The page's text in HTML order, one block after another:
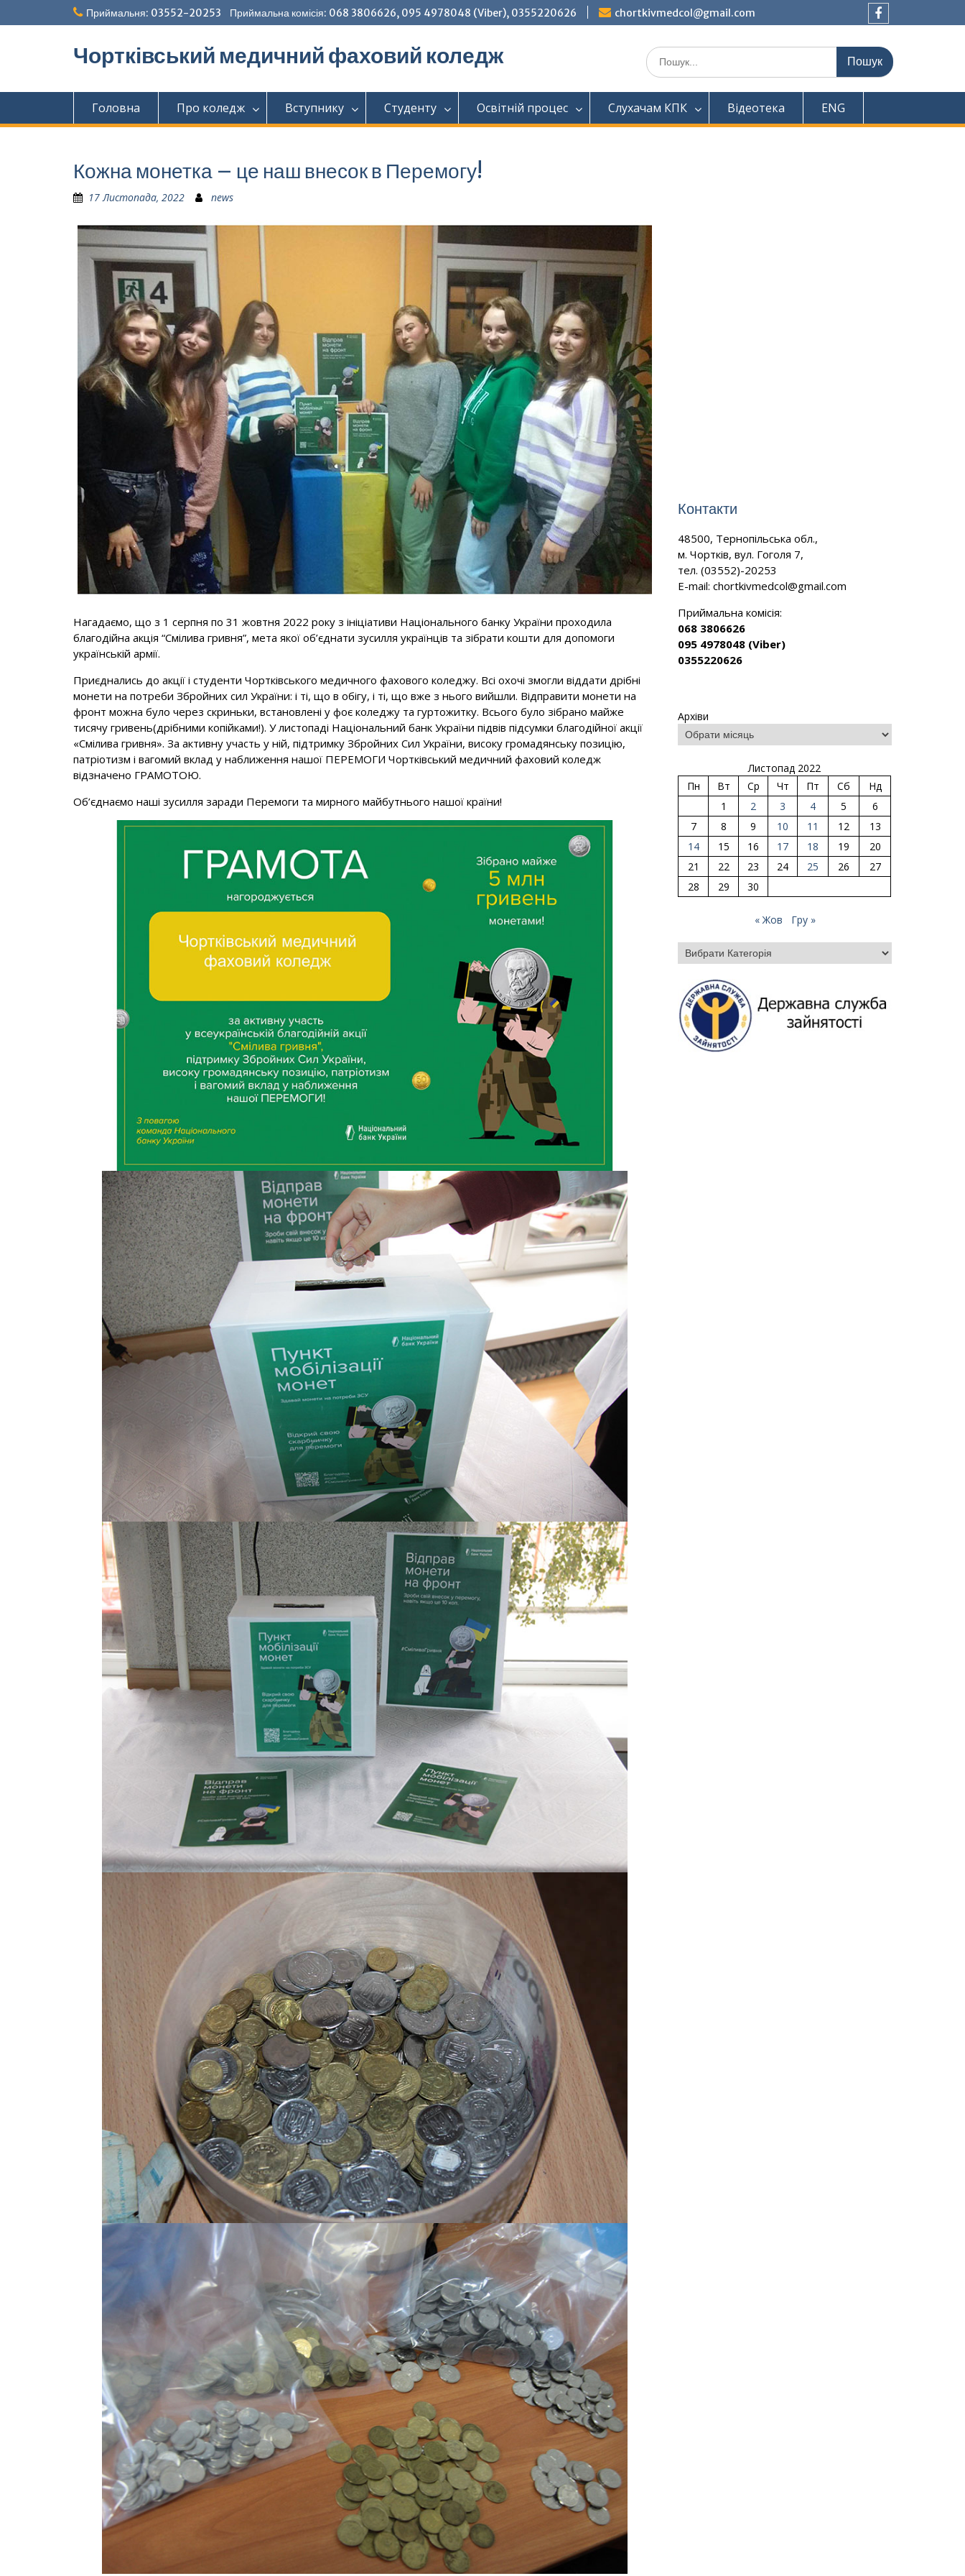
до
Приймальня: 03552-20253 Приймальна комісія: 068 3806626, 095 4978048 (Viber), 0355220626
chortkivmedcol@gmail.com
Чортківський медичний фаховий коледж Шукати:
Головна Про коледж Вступнику Студенту Освітній процес Слухачам КПК Відеотека ENG
Кожна монетка – це наш внесок в Перемогу!
17 Листопада, 2022 news
Нагадаємо, що з 1 серпня по 31 жовтня 2022 року з ініціативи Національного банку України проходила
благодійна акція “Смілива гривня”, мета якої об’єднати зусилля українців та зібрати кошти для допомоги
українській армії.
Приєднались до акції і студенти Чортківського медичного фахового коледжу. Всі охочі змогли віддати дрібні
монети на потреби Збройних сил України: і ті, що в обігу, і ті, що вже з нього вийшли. Відправити монети на
фронт можна було через скриньки, встановлені у фоє коледжу та гуртожитку. Всього було зібрано майже
тисячу гривень(дрібними копійками!). У листопаді Національний банк України підвів підсумки благодійної акції
«Смілива гривня». За активну участь у ній, підтримку Збройних Сил України, високу громадянську позицію,
патріотизм і вагомий вклад у наближення нашої ПЕРЕМОГИ Чортківський медичний фаховий коледж
відзначено ГРАМОТОЮ.
Об’єднаємо наші зусилля заради Перемоги та мирного майбутнього нашої країни!
Контакти
48500, Тернопільська обл.,
м. Чортків, вул. Гоголя 7,
тел. (03552)-20253
E-mail:chortkivmedcol@gmail.com
Приймальна комісія:
068 3806626
095 4978048 (Viber)
0355220626
Архіви
Листопад 2022
Пн
Вт Ср Чт Пт Сб
Нд
1
2 3 4 5
6
7
8 9 10 11 12
13
14
15 16 17 18 19
20
21
22 23 24 25 26
27
28
29 30
« Жов Гру »
Категорії